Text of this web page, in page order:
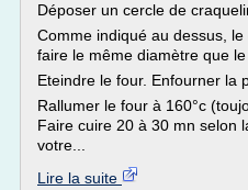
Déposer un cercle de
Comme indiqué au dessus,
faire le même diamètre que
Eteindre le four. Enfourner la
Rallumer le four à 160°c
Faire cuire 20 à 30 mn selon
votre...
Lire la suite